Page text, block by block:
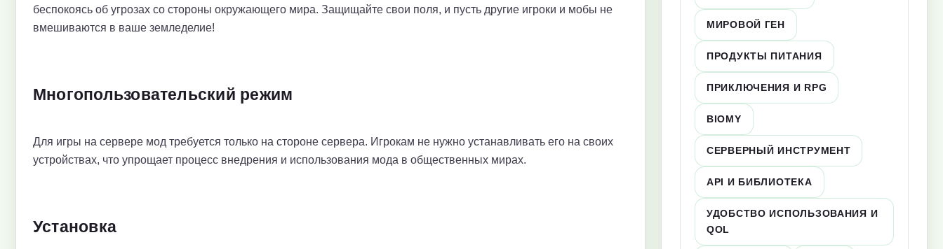
беспокоясь об угрозах со стороны окружающего мира. Защищайте свои поля, и пусть другие игроки и мобы не
вмешиваются в ваше земледелие!
Многопользовательский режим
Для игры на сервере мод требуется только на стороне сервера. Игрокам не нужно устанавливать его на своих
устройствах, что упрощает процесс внедрения и использования мода в общественных мирах.
Установка
МИРОВОЙ ГЕН
ПРОДУКТЫ ПИТАНИЯ
ПРИКЛЮЧЕНИЯ И RPG
BIOMY
СЕРВЕРНЫЙ ИНСТРУМЕНТ
API И БИБЛИОТЕКА
УДОБСТВО ИСПОЛЬЗОВАНИЯ И
QOL